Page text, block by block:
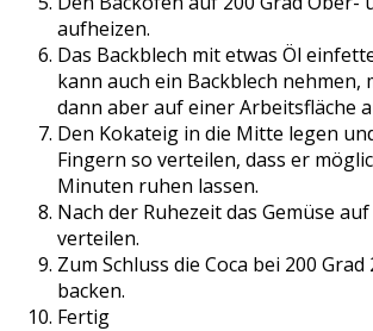
aufheizen.
Das Backblech mit etwas Öl
kann auch ein Backblech nehmen,
dann aber auf einer Arbeitsfläche
Den Kokateig in die Mitte legen
Fingern so verteilen, dass er
Minuten ruhen lassen.
Nach der Ruhezeit das Gemüse
verteilen.
Zum Schluss die Coca bei 200
backen.
Fertig